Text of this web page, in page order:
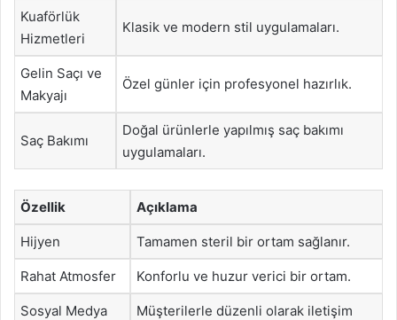
Kuaförlük
Hizmetleri
Klasik ve modern stil uygulamaları.
Gelin Saçı ve
Makyajı
Özel günler için profesyonel hazırlık.
Saç Bakımı
Doğal ürünlerle yapılmış saç bakımı
uygulamaları.
Özellik Açıklama
Hijyen Tamamen steril bir ortam sağlanır.
Rahat Atmosfer Konforlu ve huzur verici bir ortam.
Sosyal Medya
Müşterilerle düzenli olarak iletişim